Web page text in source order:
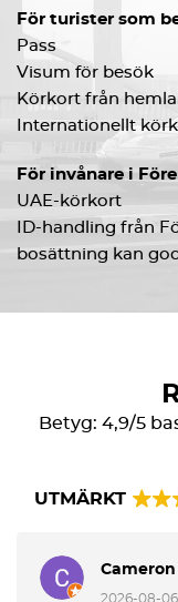
För turister som
Pass
Visum för besök
Körkort från
Internationellt
För invånare i
UAE-körkort
ID-handling från
bosättning kan
Betyg: 4,9/5
UTMÄRKT
Cameron
2026-08-06